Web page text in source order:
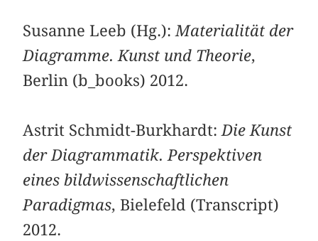
Susanne Leeb (Hg.): Materialität der
Diagramme. Kunst und Theorie,
Berlin (b_books) 2012.
Astrit Schmidt-Burkhardt: Die Kunst
der Diagrammatik. Perspektiven
eines bildwissenschaftlichen
Paradigmas, Bielefeld (Transcript)
2012.